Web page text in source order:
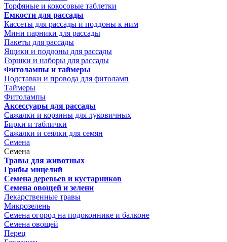
Торфяные и кокосовые таблетки
Емкости для рассады
Кассеты для рассады и поддоны к ним
Мини парники для рассады
Пакеты для рассады
Ящики и поддоны для рассады
Горшки и наборы для рассады
Фитолампы и таймеры
Подставки и провода для фитоламп
Таймеры
Фитолампы
Аксессуары для рассады
Сажалки и корзины для луковичных
Бирки и таблички
Сажалки и сеялки для семян
Семена
Семена
Травы для животных
Грибы мицелий
Семена деревьев и кустарников
Семена овощей и зелени
Лекарственные травы
Микрозелень
Семена огород на подоконнике и балконе
Семена овощей
Перец